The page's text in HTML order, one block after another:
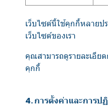
เว็บไซต์นี้ใช้คุกกี้หลายป
เว็บไซต์ของเรา
คุณสามารถดูรายละเอีย
คุกกี้
4. การตั้งค่าและการป